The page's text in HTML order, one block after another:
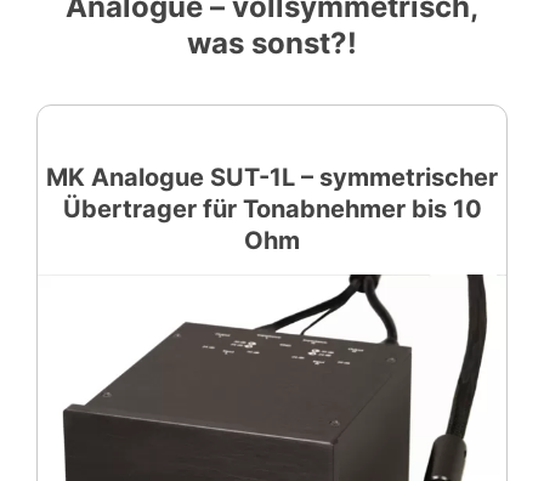
was sonst?!
MK Analogue SUT-1L – symmetrischer
Übertrager für Tonabnehmer bis 10
Ohm